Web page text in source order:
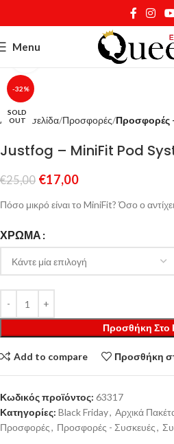
Menu
-32%
SOLD
OUT
Κάντε κλικ για μεγέθυνση
Αρχική σελίδα Προσφορές Προσφορές
Justfog – MiniFit Pod
€25,00 €17,00
Πόσο μικρό είναι το MiniFit? Όσο ο
ΧΡΏΜΑ
Προσθήκη Στο
Add to compare Προσθήκη
Κωδικός προϊόντος: 63317
Κατηγορίες: Black Friday, Αρχικά
Προσφορές, Προσφορές - Συσκευές,